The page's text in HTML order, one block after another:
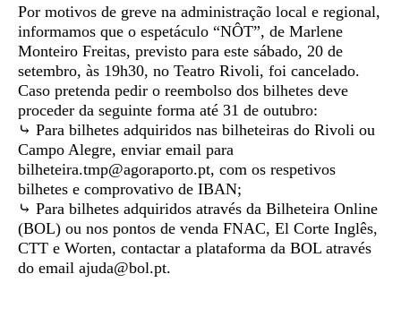
Sinopse
Por motivos de greve na administração local e regional,
informamos que o espetáculo “NÔT”, de Marlene
Monteiro Freitas, previsto para este sábado, 20 de
setembro, às 19h30, no Teatro Rivoli, foi cancelado.
Caso pretenda pedir o reembolso dos bilhetes deve
proceder da seguinte forma até 31 de outubro:
⤷ Para bilhetes adquiridos nas bilheteiras do Rivoli ou
Campo Alegre, enviar email para
bilheteira.tmp@agoraporto.pt, com os respetivos
bilhetes e comprovativo de IBAN;
⤷ Para bilhetes adquiridos através da Bilheteira Online
(BOL) ou nos pontos de venda FNAC, El Corte Inglês,
CTT e Worten, contactar a plataforma da BOL através
do email ajuda@bol.pt.